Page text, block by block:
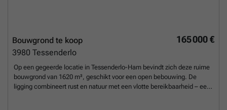
165 000 €
Bouwgrond te koop
3980 Tessenderlo
Op een gegeerde locatie in Tessenderlo-Ham bevindt zich deze ruime
bouwgrond van 1620 m², geschikt voor een open bebouwing. De
ligging combineert rust en natuur met een vlotte bereikbaarheid – een